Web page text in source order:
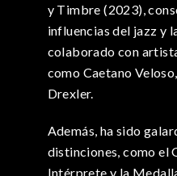
y Timbre (2023),
influencias del jazz y
colaborado con
como Caetano
Drexler.
Además, ha sido
distinciones, como el
Intérprete y la